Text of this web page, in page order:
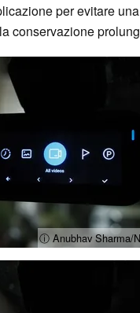
per evitare
conservazione
ⓘ Anubhav Sharma/